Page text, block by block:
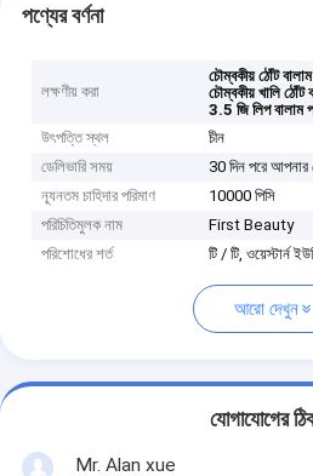
পণ্যের বর্ণনা
লক্ষণীয় করা
চৌম্বকীয় ঠোঁট
চৌম্বকীয় খালি ঠোঁট
3.5 জি লিপ বালাম
উৎপত্তি স্থল
চীন
ডেলিভারি সময়
30 দিন পরে আপনার
ন্যূনতম চাহিদার পরিমাণ
10000 পিসি
পরিচিতিমুলক নাম
First Beauty
পরিশোধের শর্ত
টি / টি, ওয়েস্টার্ন
আরো দেখুন
যোগাযোগের
Mr. Alan xue